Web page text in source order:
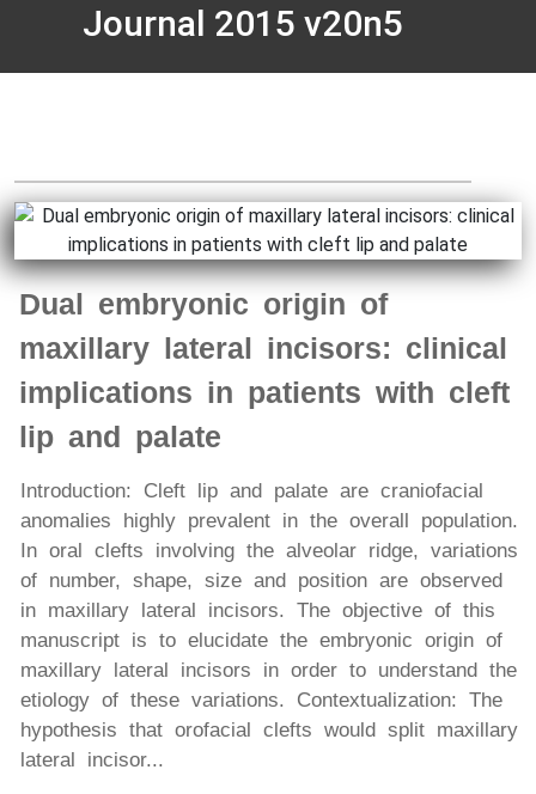
Journal 2015 v20n5
Dual embryonic origin of
maxillary lateral incisors: clinical
implications in patients with cleft
lip and palate
Introduction: Cleft lip and palate are craniofacial
anomalies highly prevalent in the overall population.
In oral clefts involving the alveolar ridge, variations
of number, shape, size and position are observed
in maxillary lateral incisors. The objective of this
manuscript is to elucidate the embryonic origin of
maxillary lateral incisors in order to understand the
etiology of these variations. Contextualization: The
hypothesis that orofacial clefts would split maxillary
lateral incisor...